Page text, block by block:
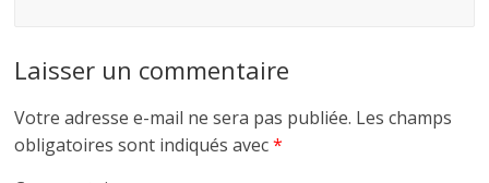
Laisser un commentaire
Votre adresse e-mail ne sera pas publiée. Les champs
obligatoires sont indiqués avec*